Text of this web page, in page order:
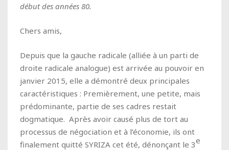
début des années 80.
Chers amis,
Depuis que la gauche radicale (alliée à un parti de
droite radicale analogue) est arrivée au pouvoir en
janvier 2015, elle a démontré deux principales
caractéristiques : Premièrement, une petite, mais
prédominante, partie de ses cadres restait
dogmatique. Après avoir causé plus de tort au
processus de négociation et à l’économie, ils ont
finalement quitté SYRIZA cet été, dénonçant le 3e